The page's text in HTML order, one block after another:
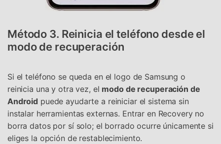
Método 3. Reinicia el teléfono desde el
modo de recuperación
Si el teléfono se queda en el logo de Samsung o
reinicia una y otra vez, el modo de recuperación de
Android puede ayudarte a reiniciar el sistema sin
instalar herramientas externas. Entrar en Recovery no
borra datos por sí solo; el borrado ocurre únicamente si
eliges la opción de restablecimiento.
Recupera y transfiere datos fácilmente
Tecnología IA: sin conocimientos técnicos